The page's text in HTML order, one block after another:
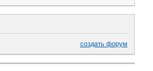
создать форум